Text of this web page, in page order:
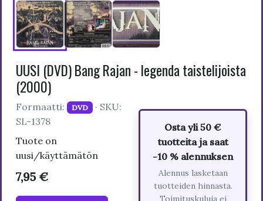
UUSI (DVD) Bang Rajan - legenda taistelijoista
(2000)
Formaatti: DVD · SKU:
SL-1378
Tuote on
uusi/käyttämätön
7,95 €
Osta yli 50 €
tuotteita ja saat
-10 % alennuksen
Alennus lasketaan
tuotteiden hinnasta.
Toimituskuluja ei